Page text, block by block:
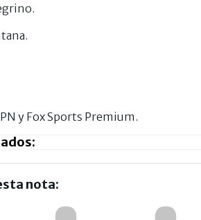
y Fox Sports Premium.
nota: